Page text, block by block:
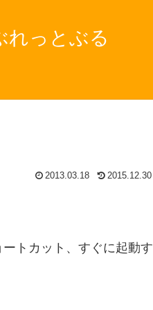
れっとぶる
2013.03.18 2015.12.30
トカット、すぐに起動す